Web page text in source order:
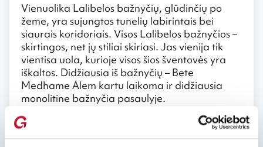
Vienuolika Lalibelos bažnyčių, glūdinčių po
žeme, yra sujungtos tunelių labirintais bei
siaurais koridoriais. Visos Lalibelos bažnyčios –
skirtingos, net jų stiliai skiriasi. Jas vienija tik
vientisa uola, kurioje visos šios šventovės yra
iškaltos. Didžiausia iš bažnyčių – Bete
Medhame Alem kartu laikoma ir didžiausia
monolitine bažnyčia pasaulyje.
Ornamentais, freskomis ir raižiniais išpuoštas
bažnyčias dienomis statė dešimtys tūkstančių